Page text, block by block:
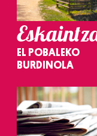
irakurri
EL POBALEKO
BURDINOLA